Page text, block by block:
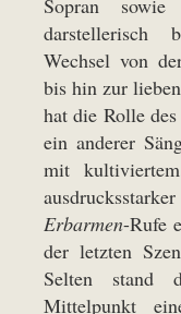
Sopran
darstellerisch
Wechsel von
bis hin zur
hat die Rolle
ein anderer
mit
Erbarmen-Rufe
der letzten
Selten stand
Mittelpunkt